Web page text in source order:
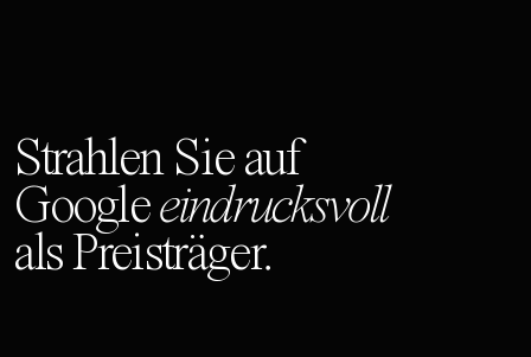
Strahlen Sie auf
Googleeindrucksvoll
als Preisträger.